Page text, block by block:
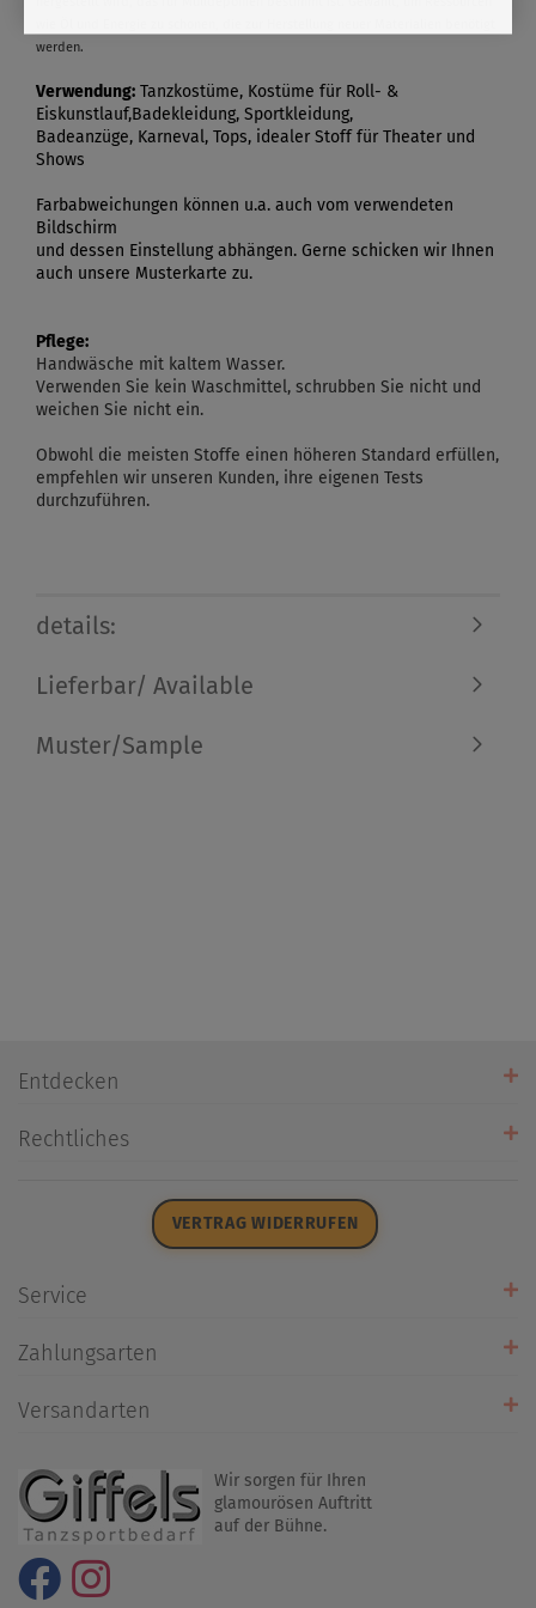
werden.
Verwendung: Tanzkostüme, Kostüme für Roll- &
Eiskunstlauf,Badekleidung, Sportkleidung,
Badeanzüge, Karneval, Tops, idealer Stoff für Theater und
Shows
Farbabweichungen können u.a. auch vom verwendeten
Bildschirm
und dessen Einstellung abhängen. Gerne schicken wir Ihnen
auch unsere Musterkarte zu.
Pflege:
Handwäsche mit kaltem Wasser.
Verwenden Sie kein Waschmittel, schrubben Sie nicht und
weichen Sie nicht ein.
Obwohl die meisten Stoffe einen höheren Standard erfüllen,
empfehlen wir unseren Kunden, ihre eigenen Tests
durchzuführen.
details:
Lieferbar/ Available
Muster/Sample
Entdecken
Öffnungszeiten
Rechtliches
VERTRAG WIDERRUFEN
Service
Rückrufservice
Umtausch/Rücksendung
Zahlungsarten
Versandarten
Wir sorgen für Ihren
glamourösen Auftritt
auf der Bühne.